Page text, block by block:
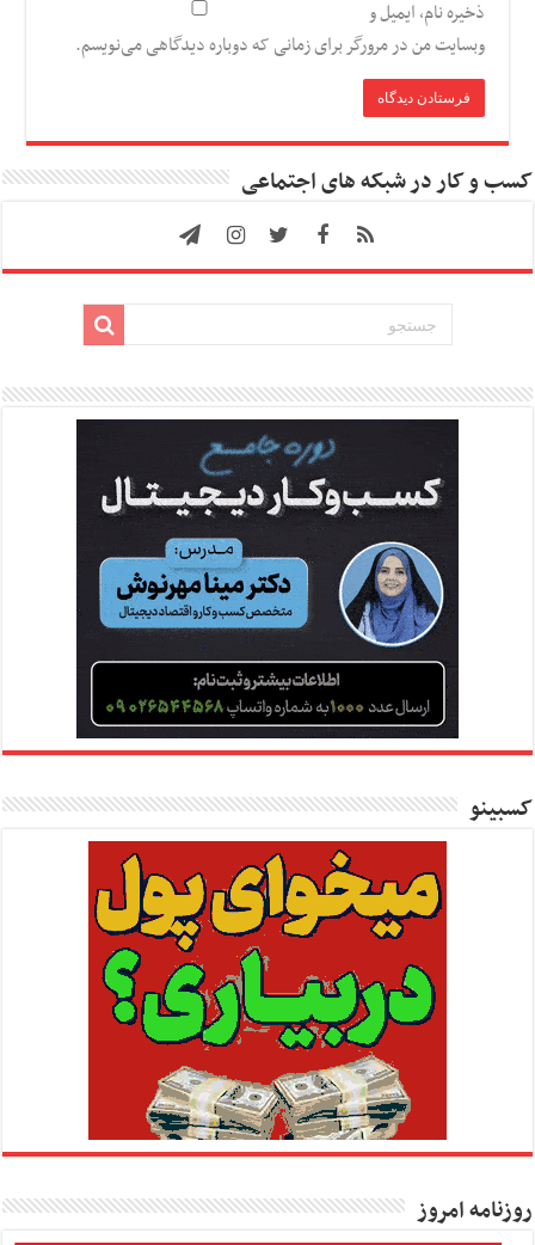
ذخیره نام، ایمیل و
وبسایت من در مرورگر برای زمانی که دوباره دیدگاهی می‌نویسم.
کسب و کار در شبکه های اجتماعی
کسبینو
روزنامه امروز